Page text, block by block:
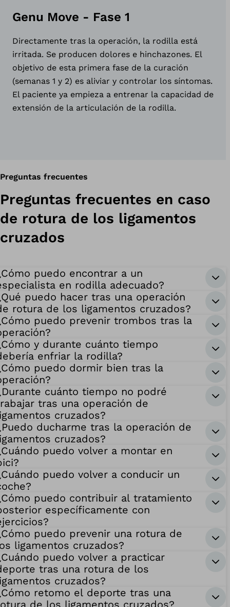
Genu Move - Fase 1
Directamente tras la operación, la rodilla está
irritada. Se producen dolores e hinchazones. El
objetivo de esta primera fase de la curación
(semanas 1 y 2) es aliviar y controlar los síntomas.
El paciente ya empieza a entrenar la capacidad de
extensión de la articulación de la rodilla.
Preguntas frecuentes
Preguntas frecuentes en caso
de rotura de los ligamentos
cruzados
puedo encontrar a un
en rodilla adecuado?
puedo hacer tras una operación
rotura de los ligamentos cruzados?
puedo prevenir trombos tras la
y durante cuánto tiempo
enfriar la rodilla?
puedo dormir bien tras la
cuánto tiempo no podré
tras una operación de
cruzados?
ducharme tras la operación de
cruzados?
puedo volver a montar en
puedo volver a conducir un
puedo contribuir al tratamiento
específicamente con
puedo prevenir una rotura de
ligamentos cruzados?
puedo volver a practicar
tras una rotura de los
cruzados?
retomo el deporte tras una
de los ligamentos cruzados?